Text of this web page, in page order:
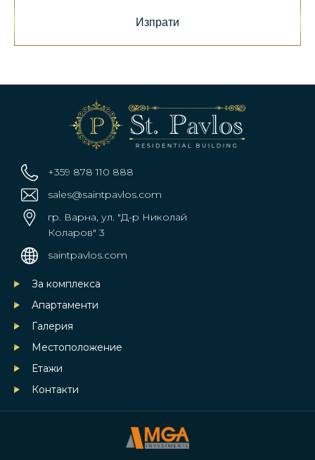
+359 878 110 888
sales@saintpavlos.com
гр. Варна, ул. "Д-р Николай
Коларов" 3
saintpavlos.com
За комплекса
Апартаменти
Галерия
Местоположение
Етажи
Контакти